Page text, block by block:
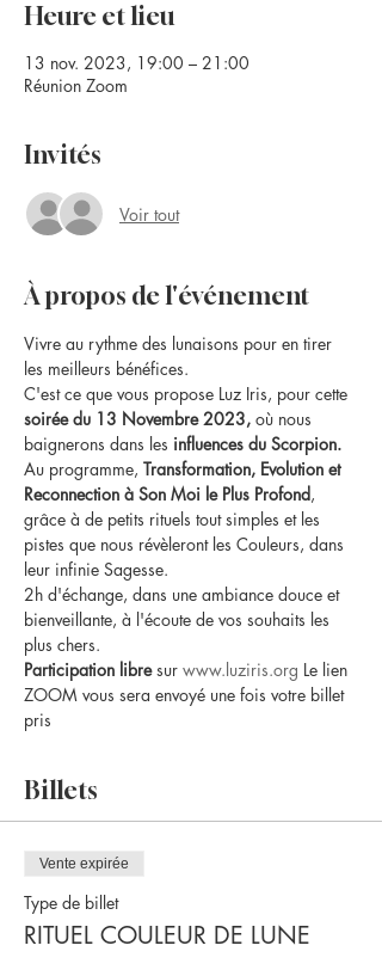
Heure et lieu
13 nov. 2023, 19:00 – 21:00
Réunion Zoom
Invités
Voir tout
À propos de l'événement
Vivre au rythme des lunaisons pour en tirer
les meilleurs bénéfices.
C'est ce que vous propose Luz Iris, pour cette
soirée du 13 Novembre 2023, où nous
baignerons dans les influences du Scorpion.
Au programme, Transformation, Evolution et
Reconnection à Son Moi le Plus Profond,
grâce à de petits rituels tout simples et les
pistes que nous révèleront les Couleurs, dans
leur infinie Sagesse.
2h d'échange, dans une ambiance douce et
bienveillante, à l'écoute de vos souhaits les
plus chers.
Participation libre sur www.luziris.org Le lien
ZOOM vous sera envoyé une fois votre billet
pris
Billets
Vente expirée
Type de billet
RITUEL COULEUR DE LUNE